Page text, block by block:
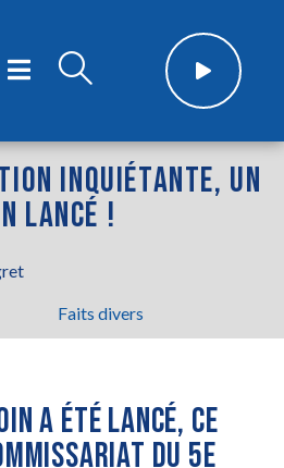
INQUIÉTANTE, UN
LANCÉ !
Faits divers
A ÉTÉ LANCÉ, CE
DU 5E